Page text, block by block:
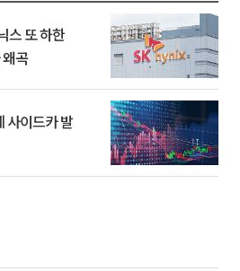
스 또 하한
곡
사이드카 발